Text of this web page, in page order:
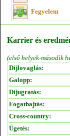
Fegyelem
Karrier és
(első helyek-második
Díjlovaglás:
Galopp:
Díjugratás:
Fogathajtás:
Cross-country:
Ügetés: